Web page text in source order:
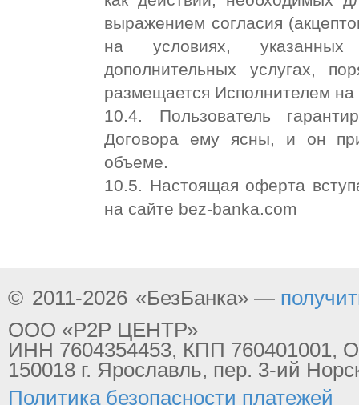
выражением согласия
на условиях,
дополнительных услугах,
размещается Исполнителем
10.4. Пользователь
Договора ему ясны, и он
объеме.
10.5. Настоящая оферта
на сайте bez-banka.com
© 2011-2026 «БезБанка» —
ООО «Р2Р ЦЕНТР»
ИНН 7604354453, КПП 760401001,
150018 г. Ярославль, пер. 3-ий
Политика безопасности платежей